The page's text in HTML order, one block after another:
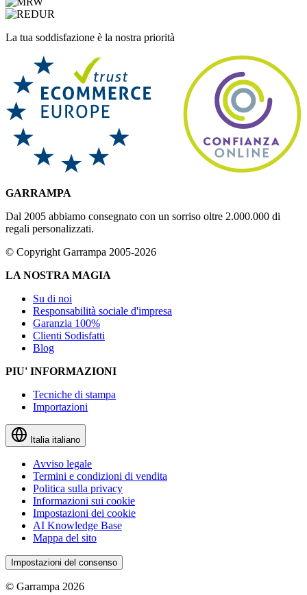
La tua soddisfazione è la nostra priorità
GARRAMPA
Dal 2005 abbiamo consegnato con un sorriso oltre 2.000.000 di
regali personalizzati.
© Copyright Garrampa 2005-2026
LA NOSTRA MAGIA
Su di noi
Responsabilità sociale d'impresa
Garanzia 100%
Clienti Sodisfatti
Blog
PIU' INFORMAZIONI
Tecniche di stampa
Importazioni
Italia italiano
Avviso legale
Termini e condizioni di vendita
Politica sulla privacy
Informazioni sui cookie
Impostazioni dei cookie
AI Knowledge Base
Mappa del sito
Impostazioni del consenso
© Garrampa 2026